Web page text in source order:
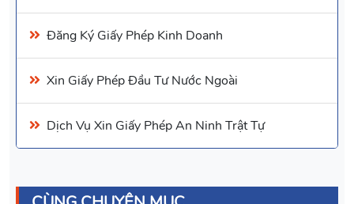
Đăng Ký Giấy Phép Kinh Doanh
Xin Giấy Phép Đầu Tư Nước Ngoài
Dịch Vụ Xin Giấy Phép An Ninh Trật Tự